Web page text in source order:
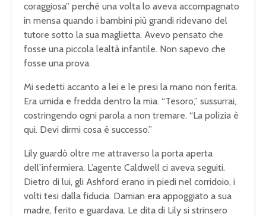
coraggiosa” perché una volta lo aveva accompagnato
in mensa quando i bambini più grandi ridevano del
tutore sotto la sua maglietta. Avevo pensato che
fosse una piccola lealtà infantile. Non sapevo che
fosse una prova.
Mi sedetti accanto a lei e le presi la mano non ferita.
Era umida e fredda dentro la mia. “Tesoro,” sussurrai,
costringendo ogni parola a non tremare. “La polizia è
qui. Devi dirmi cosa è successo.”
Lily guardò oltre me attraverso la porta aperta
dell’infermiera. L’agente Caldwell ci aveva seguiti.
Dietro di lui, gli Ashford erano in piedi nel corridoio, i
volti tesi dalla fiducia. Damian era appoggiato a sua
madre, ferito e guardava. Le dita di Lily si strinsero